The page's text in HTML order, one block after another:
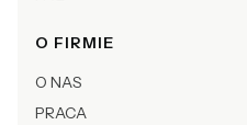
O FIRMIE
O NAS
PRACA